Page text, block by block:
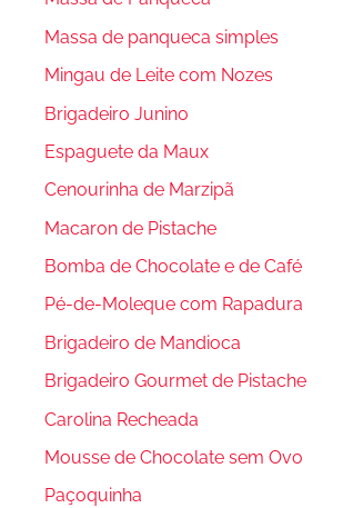
Massa de panqueca simples
Mingau de Leite com Nozes
Brigadeiro Junino
Espaguete da Maux
Cenourinha de Marzipã
Macaron de Pistache
Bomba de Chocolate e de Café
Pé-de-Moleque com Rapadura
Brigadeiro de Mandioca
Brigadeiro Gourmet de Pistache
Carolina Recheada
Mousse de Chocolate sem Ovo
Paçoquinha